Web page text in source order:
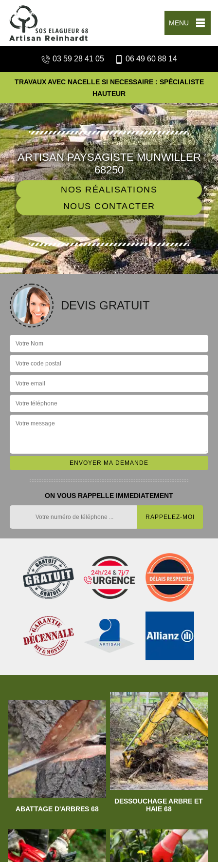
MENU
03 59 28 41 05 06 49 60 88 14
TRAVAUX AVEC NACELLE SI NECESSAIRE : SPÉCIALISTE
HAUTEUR
ARTISAN PAYSAGISTE MUNWILLER
68250
NOS RÉALISATIONS
NOUS CONTACTER
DEVIS GRATUIT
ON VOUS RAPPELLE IMMEDIATEMENT
ABATTAGE D'ARBRES 68
DESSOUCHAGE ARBRE ET
HAIE 68